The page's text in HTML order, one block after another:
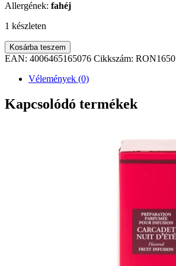
Allergének: fahéj
1 készleten
Ronnefeldt
Teavelope
mennyiség
Kosárba teszem
EAN: 4006465165076 Cikkszám: RON1650
Vélemények (0)
Kapcsolódó termékek